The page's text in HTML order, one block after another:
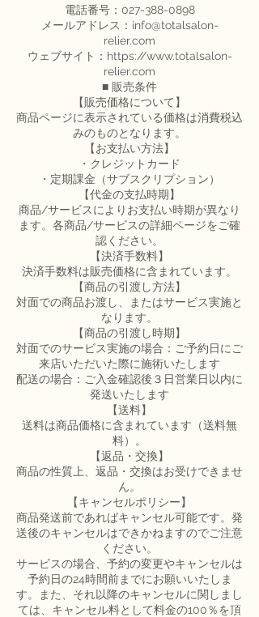
電話番号：027-388-0898
メールアドレス：info@totalsalon-
relier.com
ウェブサイト：https://www.totalsalon-
relier.com
■ 販売条件
【販売価格について】
商品ページに表示されている価格は消費税込
みのものとなります。
【お支払い方法】
・クレジットカード
・定期課金（サブスクリプション）
【代金の支払時期】
商品/サービスによりお支払い時期が異なり
ます。各商品/サービスの詳細ページをご確
認ください。
【決済手数料】
決済手数料は販売価格に含まれています。
【商品の引渡し方法】
対面での商品お渡し、またはサービス実施と
なります。
【商品の引渡し時期】
対面でのサービス実施の場合：ご予約日にご
来店いただいた際に施術いたします
配送の場合：ご入金確認後３日営業日以内に
発送いたします
【送料】
送料は商品価格に含まれています（送料無
料）。
【返品・交換】
商品の性質上、返品・交換はお受けできませ
ん。
【キャンセルポリシー】
商品発送前であればキャンセル可能です。発
送後のキャンセルはできかねますのでご注意
ください。
サービスの場合、予約の変更やキャンセルは
予約日の24時間前までにお願いいたしま
す。また、それ以降のキャンセルに関しまし
ては、キャンセル料として料金の100％を頂